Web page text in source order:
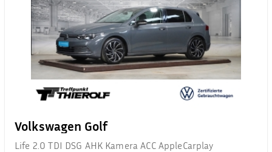
Volkswagen Golf
Life 2.0 TDI DSG AHK Kamera ACC AppleCarplay